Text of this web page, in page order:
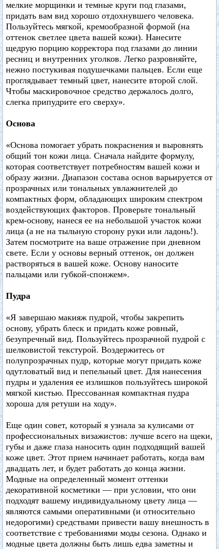
мелкие морщинки и темные круги под глазами,
придать вам вид хорошо отдохнувшего человека.
Пользуйтесь мягкой, кремообразной формой (на
оттенок светлее цвета вашей кожи). Нанесите
щедрую порцию корректора под глазами до линии
ресниц и внутренних уголков. Легко разровняйте,
нежно постукивая подушечками пальцев. Если еще
проглядывает темный цвет, нанесите второй слой.
Чтобы маскировочное средство держалось долго,
слегка припудрите его сверху».
Основа
«Основа помогает убрать покраснения и выровнять
общий тон кожи лица. Сначала найдите формулу,
которая соответствует потребностям вашей кожи и
образу жизни. Диапазон состава основ варьируется от
прозрачных или тональных увлажнителей до
компактных форм, обладающих широким спектром
воздействующих факторов. Проверьте тональный
крем-основу, нанеся ее на небольшой участок кожи
лица (а не на тыльную сторону руки или ладонь!).
Затем посмотрите на ваше отражение при дневном
свете. Если у основы верный оттенок, он должен
растворяться в вашей коже. Основу наносите
пальцами или губкой-спонжем».
Пудра
«Я завершаю макияж пудрой, чтобы закрепить
основу, убрать блеск и придать коже ровный,
безупречный вид. Пользуйтесь прозрачной пудрой с
шелковистой текстурой. Воздержитесь от
полупрозрачных пудр, которые могут придать коже
одутловатый вид и пепельный цвет. Для нанесения
пудры и удаления ее излишков пользуйтесь широкой
мягкой кистью. Прессованная компактная пудра
хороша для ретуши на ходу».
Еще один совет, который я узнала за кулисами от
профессиональных визажистов: лучше всего на щеки,
губы и даже глаза наносить один подходящий вашей
коже цвет. Этот прием начинает работать, когда вам
двадцать лет, и будет работать до конца жизни.
Модные на определенный момент оттенки
декоративной косметики — при условии, что они
подходят вашему индивидуальному цвету лица —
являются самыми оперативными (и относительно
недорогими) средствами привести вашу внешность в
соответствие с требованиями моды сезона. Однако и
модные цвета должны быть лишь едва заметны и